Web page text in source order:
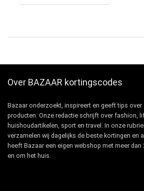
Over BAZAAR kortingscodes
Bazaar onderzoekt, inspireert en geeft tips over
producten. Onze redactie schrijft over fashion,
huishoudartikelen, sport en travel. In onze
verzamelen wij dagelijks de beste kortingen en
heeft Bazaar een eigen webshop met meer dan
en om het huis.